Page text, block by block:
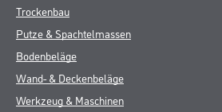
Trockenbau
Putze & Spachtelmassen
Bodenbeläge
Wand- & Deckenbeläge
Werkzeug & Maschinen